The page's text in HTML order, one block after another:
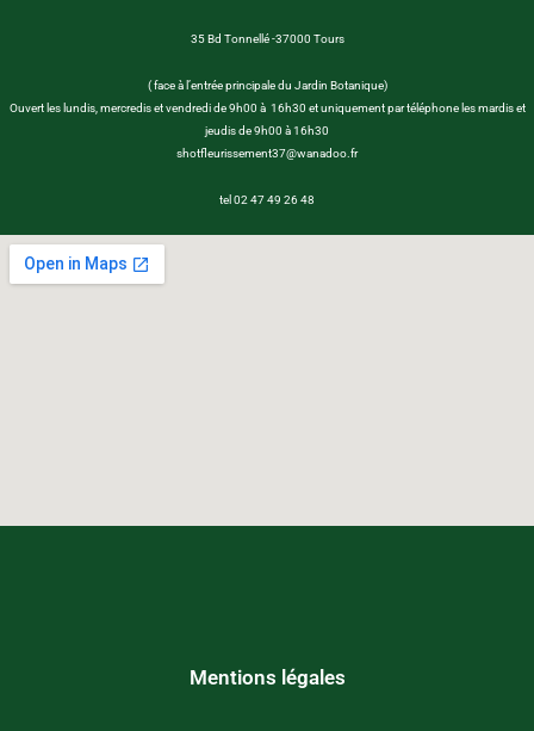
35 Bd Tonnellé -37000 Tours
( face à l’entrée principale du Jardin Botanique)
Ouvert les lundis, mercredis et vendredi de 9h00 à 16h30 et uniquement par téléphone les mardis et
jeudis de 9h00 à 16h30
shotfleurissement37@wanadoo.fr
tel 02 47 49 26 48
Mentions légales